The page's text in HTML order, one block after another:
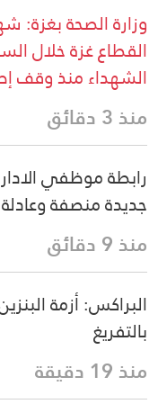
وزارة الصحة
القطاع غزة خلال
الشهداء منذ وقف
منذ 3 دقائق
رابطة موظفي
جديدة منصفة وعادلة
منذ 9 دقائق
البراكس: أزمة
بالتفريغ
منذ 19 دقيقة